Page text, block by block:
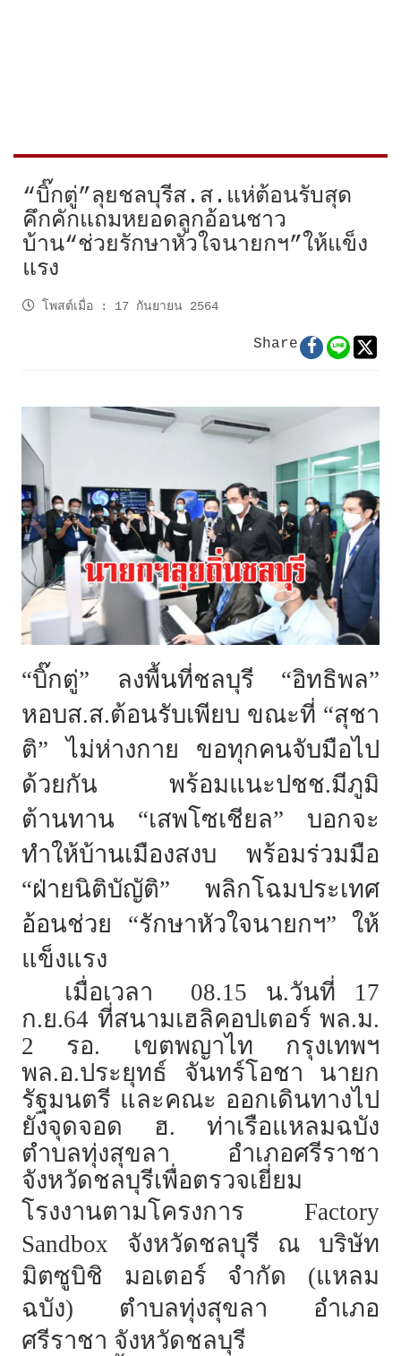
“บิ๊กตู่”ลุยชลบุรีส.ส.แห่ต้อนรับสุด
คึกคักแถมหยอดลูกอ้อนชาว
บ้าน“ช่วยรักษาหัวใจนายกฯ”ให้แข็ง
แรง
โพสต์เมื่อ : 17 กันยายน 2564
Share
“บิ๊กตู่” ลงพื้นที่ชลบุรี “อิทธิพล”
หอบส.ส.ต้อนรับเพียบ ขณะที่ “สุชา
ติ” ไม่ห่างกาย ขอทุกคนจับมือไป
ด้วยกัน พร้อมแนะปชช.มีภูมิ
ต้านทาน “เสพโซเชียล” บอกจะ
ทำให้บ้านเมืองสงบ พร้อมร่วมมือ
“ฝ่ายนิติบัญัติ” พลิกโฉมประเทศ
อ้อนช่วย “รักษาหัวใจนายกฯ” ให้
แข็งแรง
เมื่อเวลา 08.15 น.วันที่ 17
ก.ย.64 ที่สนามเฮลิคอปเตอร์ พล.ม.
2 รอ. เขตพญาไท กรุงเทพฯ
พล.อ.ประยุทธ์ จันทร์โอชา นายก
รัฐมนตรี และคณะ ออกเดินทางไป
ยังจุดจอด ฮ. ท่าเรือแหลมฉบัง
ตำบลทุ่งสุขลา อำเภอศรีราชา
จังหวัดชลบุรีเพื่อตรวจเยี่ยม
โรงงานตามโครงการ Factory
Sandbox จังหวัดชลบุรี ณ บริษัท
มิตซูบิชิ มอเตอร์ จำกัด (แหลม
ฉบัง) ตำบลทุ่งสุขลา อำเภอ
ศรีราชา จังหวัดชลบุรี